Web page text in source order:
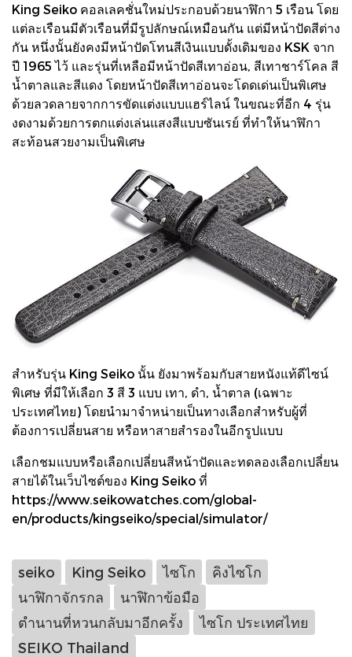
King Seiko คอลเลคชั่นใหม่ประกอบด้วยนาฬิกา 5 เรือน โดย
แต่ละเรือนมีตัวเรือนที่มีรูปลักษณ์เหมือนกัน แต่มีหน้าปัดสีต่าง
กัน หนึ่งนั้นยังคงมีหน้าปัดโทนสีเงินแบบดั้งเดิมของ KSK จาก
ปี 1965 ไว้ และรุ่นที่เหลือมีหน้าปัดสีเทาอ่อน, สีเทาชาร์โคล สี
น้ำตาลและสีแดง โดยหน้าปัดสีเทาอ่อนจะโดดเด่นเป็นพิเศษ
ด้วยลวดลายจากการขัดแต่งแบบแฮร์ไลน์ ในขณะที่อีก 4 รุ่น
งดงามด้วยการตกแต่งเล่นแสงสีแบบซันเรย์ ที่ทำให้นาฬิกา
สะท้อนสวยงามเป็นพิเศษ
สำหรับรุ่น King Seiko นั้น ยังมาพร้อมกับสายหนังแท้ดีไซน์
พิเศษ ที่มีให้เลือก 3 สี 3 แบบ เทา, ดำ, น้ำตาล (เฉพาะ
ประเทศไทย) โดยนำมาจำหน่ายเป็นทางเลือกสำหรับผู้ที่
ต้องการเปลี่ยนสาย หรือหาสายสำรองในอีกรูปแบบ
เลือกชมแบบหรือเลือกเปลี่ยนสีหน้าปัดและทดลองเลือกเปลี่ยน
สายได้ในเว็บไซต์ของ King Seiko ที่
https://www.seikowatches.com/global-
en/products/kingseiko/special/simulator/
seiko King Seiko ไซโก
คิงไซโก
นาฬิกาจักรกล
นาฬิกาข้อมือ
ตำนานที่หวนกลับมาอีกครั้ง
ไซโก ประเทศไทย
SEIKO Thailand